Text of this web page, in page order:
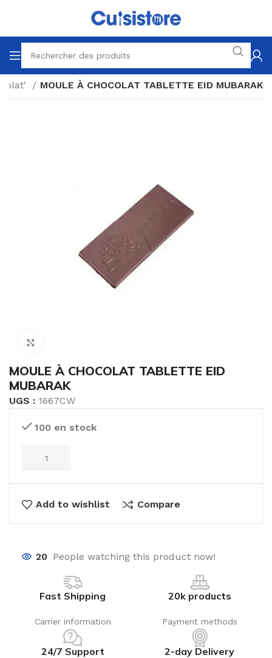
MOULE À CHOCOLAT TABLETTE EID MUBARAK
MOULE À CHOCOLAT TABLETTE EID
MUBARAK
UGS : 1667CW
100 en stock
Add to wishlist Compare
20 People watching this product now!
Fast Shipping
Carrier information
20k products
Payment methods
24/7 Support 2-day Delivery